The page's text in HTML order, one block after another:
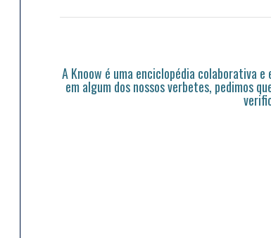
A Knoow é uma enciclopédia colaborativa
em algum dos nossos verbetes, pedimos